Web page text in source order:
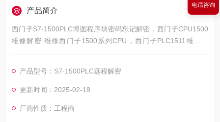
产品简介
西门子S7-1500PLC博图程序块密码忘记解密，西门子CPU1500
维修解密 维修西门子1500系列CPU，西门子PLC1511维修解
密，西门子PLC1512维修解密，西门子PLC1513维修解密，西门
17维修解密，西门子PLC1518解密维修如上电所有指示灯不亮，
全亮，开机无显示，不通讯，通讯连接不上，通讯异常，通讯网
产品型号：S7-1500PLC远程解密
更新时间：2025-02-18
厂商性质：工程商
电话咨询